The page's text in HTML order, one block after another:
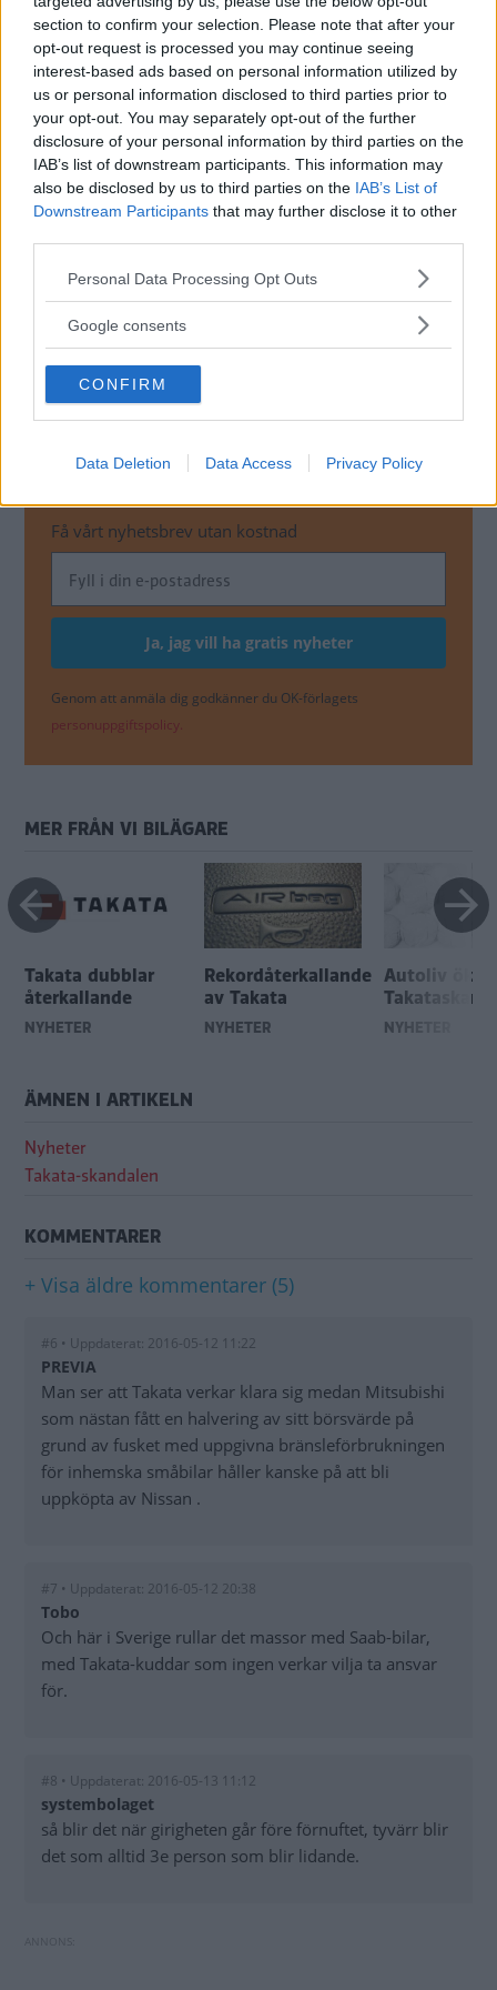
section to confirm your selection. Please note that after your
opt-out request is processed you may continue seeing
interest-based ads based on personal information utilized by
us or personal information disclosed to third parties prior to
your opt-out. You may separately opt-out of the further
disclosure of your personal information by third parties on the
IAB’s list of downstream participants. This information may
also be disclosed by us to third parties on the IAB’s List of
Downstream Participants that may further disclose it to other
Please note that this website/app uses one or more Google
not limited to your visit or usage behaviour. You may click to
use your data for below specified purposes in below Google
consent section.
Personal Data Processing Opt Outs
Google consents
CONFIRM
Data Deletion Data Access Privacy Policy
diskutera kostnader med biltillverkare, säger Takatas
ekonomichef Yoichiro Nomura till Reuters.
Trots allträknar Takata med att kunna göra en vinst på
120 miljoner dollar 2016. I ett uttalande till aktieägarna
säger företaget att det inte finns någon allvarlig
finansieringsoro eller osäkerhet inför en fungerande
koncern eftersom företaget kommer att vidta åtgärder
som inkluderar kostnadsbesparingar, försäljningar av icke-
kärnverksamheter och en översyn av gasgeneratorerna
som är orsaken till de felfungerande krockkuddarna.
Diskutera: Hur tror du att det kommer gå med Takatas
återkallanden?
MISSA INTE KOMMANDE ARTIKLAR OM
Få vårt nyhetsbrev utan kostnad
Genom att anmäla dig godkänner du OK-förlagets
personuppgiftspolicy.
MER FRÅN VI BILÄGARE
Takata dubblar
återkallande
NYHETER
Rekordåterkallande
av Takata
NYHETER
Autoliv ökar
NYHETER
ÄMNEN I ARTIKELN
Nyheter
Takata-skandalen
KOMMENTARER
+ Visa äldre kommentarer (5)
#6 • Uppdaterat: 2016-05-12 11:22
PREVIA
Man ser att Takata verkar klara sig medan Mitsubishi
som nästan fått en halvering av sitt börsvärde på
grund av fusket med uppgivna bränsleförbrukningen
för inhemska småbilar håller kanske på att bli
uppköpta av Nissan .
#7 • Uppdaterat: 2016-05-12 20:38
Tobo
Och här i Sverige rullar det massor med Saab-bilar,
med Takata-kuddar som ingen verkar vilja ta ansvar
för.
#8 • Uppdaterat: 2016-05-13 11:12
systembolaget
så blir det när girigheten går före förnuftet, tyvärr blir
det som alltid 3e person som blir lidande.